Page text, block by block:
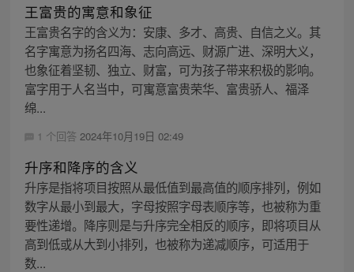
王富贵的寓意和象征
王富贵名字的含义为：安康、多才、高贵、自信之义。其
名字寓意为扬名四海、志向高远、财源广进、深明大义，
也象征着坚韧、独立、财富，可为孩子带来积极的影响。
富字用于人名当中，可寓意富贵荣华、富贵骄人、福泽
绵...
1 个回答 2024年10月19日 02:49
升序和降序的含义
升序是指将项目按照从最低值到最高值的顺序排列，例如
数字从最小到最大，字母按照字母表顺序等，也被称为重
要性递增。降序则是与升序完全相反的顺序，即将项目从
高到低或从大到小排列，也被称为递减顺序，可适用于
数...